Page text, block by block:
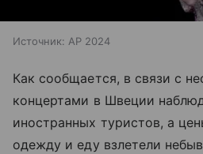
Источник: AP 2024
Как сообщается, в связи с
концертами в Швеции
иностранных туристов, а
одежду и еду взлетели